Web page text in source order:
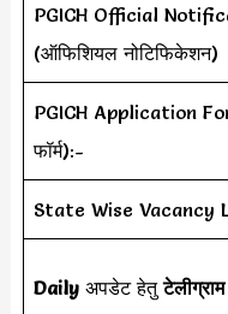
PGICH Official
(ऑफिशियल नोटिफिकेशन)
PGICH Application
फॉर्म):-
State Wise Vacancy
Daily अपडेट हेतु